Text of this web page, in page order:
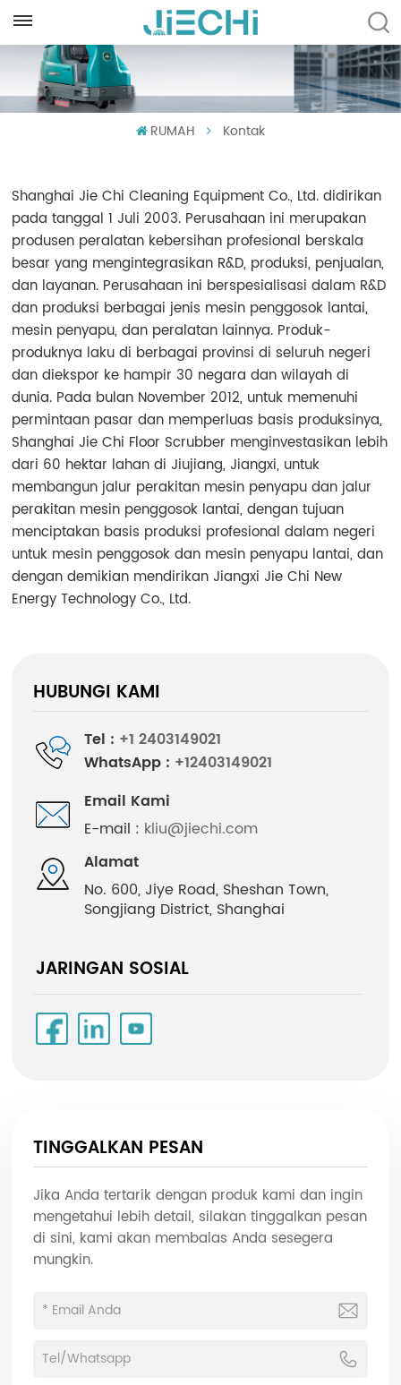
English
Español
Português
العربية
Türkçe
Tiếng Việt
Indonesia
中文
RUMAH Kontak
Shanghai Jie Chi Cleaning Equipment Co., Ltd. didirikan
pada tanggal 1 Juli 2003. Perusahaan ini merupakan
produsen peralatan kebersihan profesional berskala
besar yang mengintegrasikan R&D, produksi, penjualan,
dan layanan. Perusahaan ini berspesialisasi dalam R&D
dan produksi berbagai jenis mesin penggosok lantai,
mesin penyapu, dan peralatan lainnya. Produk-
produknya laku di berbagai provinsi di seluruh negeri
dan diekspor ke hampir 30 negara dan wilayah di
dunia. Pada bulan November 2012, untuk memenuhi
permintaan pasar dan memperluas basis produksinya,
Shanghai Jie Chi Floor Scrubber menginvestasikan lebih
dari 60 hektar lahan di Jiujiang, Jiangxi, untuk
membangun jalur perakitan mesin penyapu dan jalur
perakitan mesin penggosok lantai, dengan tujuan
menciptakan basis produksi profesional dalam negeri
untuk mesin penggosok dan mesin penyapu lantai, dan
dengan demikian mendirikan Jiangxi Jie Chi New
Energy Technology Co., Ltd.
HUBUNGI KAMI
Tel : +1 2403149021
WhatsApp : +12403149021
Email Kami
E-mail : kliu@jiechi.com
Alamat
No. 600, Jiye Road, Sheshan Town,
Songjiang District, Shanghai
JARINGAN SOSIAL
TINGGALKAN PESAN
Jika Anda tertarik dengan produk kami dan ingin
mengetahui lebih detail, silakan tinggalkan pesan
di sini, kami akan membalas Anda sesegera
mungkin.